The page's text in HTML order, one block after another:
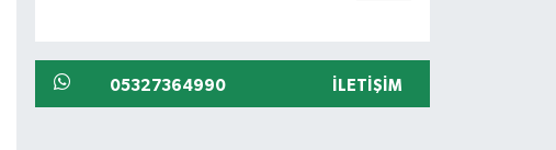
05327364990 İLETIŞIM